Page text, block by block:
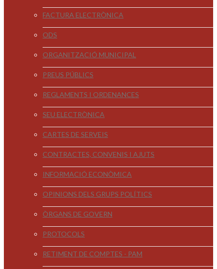
FACTURA ELECTRÒNICA
ODS
ORGANITZACIÓ MUNICIPAL
PREUS PÚBLICS
REGLAMENTS I ORDENANCES
SEU ELECTRÒNICA
CARTES DE SERVEIS
CONTRACTES, CONVENIS I AJUTS
INFORMACIÓ ECONÒMICA
OPINIONS DELS GRUPS POLÍTICS
ÒRGANS DE GOVERN
PROTOCOLS
RETIMENT DE COMPTES - PAM